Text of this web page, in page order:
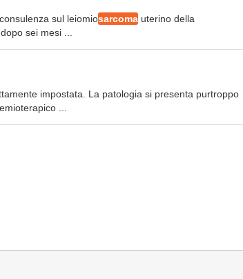
sul leiomiosarcoma uterino della
sei mesi ...
impostata. La patologia si presenta purtroppo
...